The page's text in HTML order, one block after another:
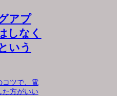
アプ
しなく
いう
コツで、電
た方がいい